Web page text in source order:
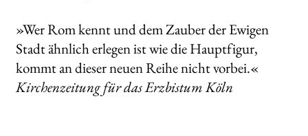
»Wer Rom kennt und dem Zauber der Ewigen
Stadt ähnlich erlegen ist wie die Hauptfigur,
kommt an dieser neuen Reihe nicht vorbei.«
Kirchenzeitung für das Erzbistum Köln